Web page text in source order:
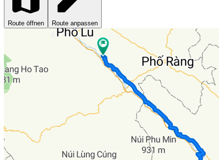
Route öffnen Route anpassen